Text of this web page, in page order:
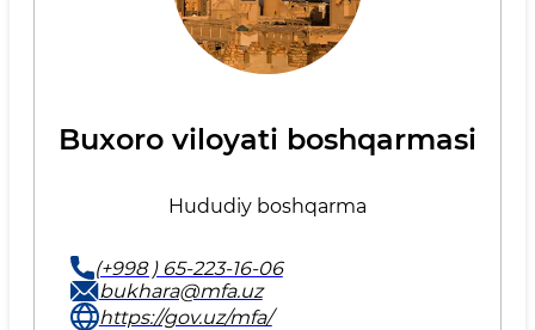
Buxoro viloyati boshqarmasi
Hududiy boshqarma
(+998 ) 65-223-16-06
bukhara@mfa.uz
https://gov.uz/mfa/